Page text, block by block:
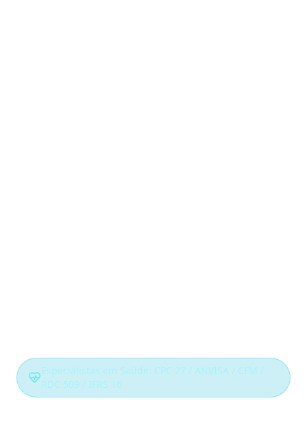
Especialistas em Saúde: CPC 27 / ANVISA / CFM /
RDC 509 / IFRS 16